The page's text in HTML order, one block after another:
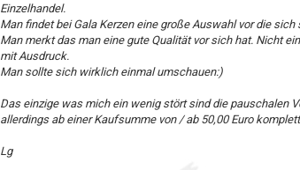
Einzelhandel.
Man findet bei Gala Kerzen eine große Auswahl vor die sich
Man merkt das man eine gute Qualität vor sich hat. Nicht
mit Ausdruck.
Man sollte sich wirklich einmal umschauen:)
Das einzige was mich ein wenig stört sind die pauschalen
allerdings ab einer Kaufsumme von / ab 50,00 Euro
Lg